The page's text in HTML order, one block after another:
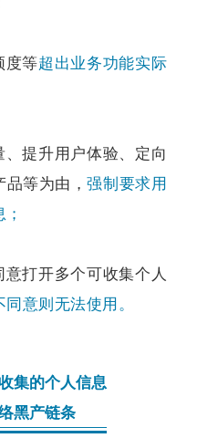
度等超出业务功能实际
提升用户体验、定向
品等为由，强制要求用
打开多个可收集个人
同意则无法使用。
集的个人信息
黑产链条